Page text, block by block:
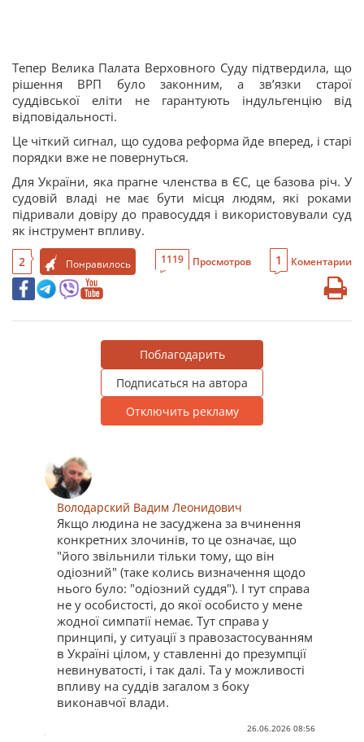
Тепер Велика Палата Верховного Суду підтвердила, що
рішення ВРП було законним, а звʼязки старої
суддівської еліти не гарантують індульгенцію від
відповідальності.
Це чіткий сигнал, що судова реформа йде вперед, і старі
порядки вже не повернуться.
Для України, яка прагне членства в ЄС, це базова річ. У
судовій владі не має бути місця людям, які роками
підривали довіру до правосуддя і використовували суд
як інструмент впливу.
2 Понравилось 1119 Просмотров 1 Коментарии
Поблагодарить
Подписаться на автора
Отключить рекламу
Володарский Вадим Леонидович
Якщо людина не засуджена за вчинення
конкретних злочинів, то це означає, що
"його звільнили тільки тому, що він
одіозний" (таке колись визначення щодо
нього було: "одіозний суддя"). І тут справа
не у особистості, до якої особисто у мене
жодної симпатії немає. Тут справа у
принципі, у ситуації з правозастосуванням
в Україні цілом, у ставленні до презумпції
невинуватості, і так далі. Та у можливості
впливу на суддів загалом з боку
виконавчої влади.
26.06.2026 08:56